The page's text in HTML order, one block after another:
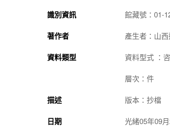
識別資訊 館藏號：01-
著作者 產生者：山
資料類型 資料型式 ：咨
層次：件
描述 版本：抄檔
日期 光緒05年09